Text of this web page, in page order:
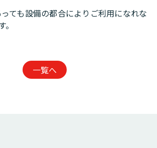
ても設備の都合によりご利用になれな
一覧へ